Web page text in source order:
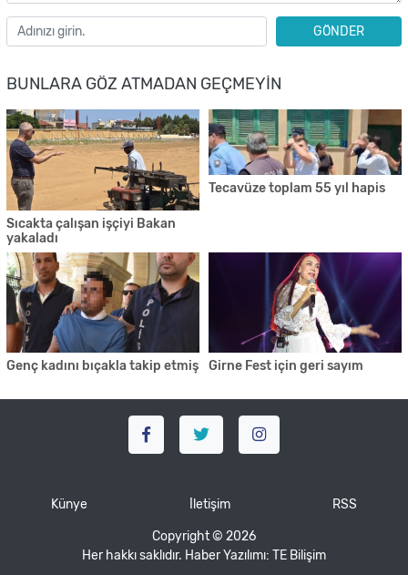
GÖNDER
BUNLARA GÖZ ATMADAN GEÇMEYIN
Sıcakta çalışan işçiyi Bakan
yakaladı
Tecavüze toplam 55 yıl hapis
Genç kadını bıçakla takip etmiş Girne Fest için geri sayım
Künye İletişim RSS
Copyright © 2026
Her hakkı saklıdır. Haber Yazılımı: TE Bilişim